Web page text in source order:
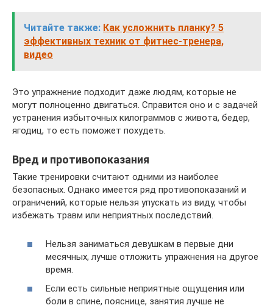
Читайте также: Как усложнить планку? 5
эффективных техник от фитнес-тренера,
видео
Это упражнение подходит даже людям, которые не
могут полноценно двигаться. Справится оно и с задачей
устранения избыточных килограммов с живота, бедер,
ягодиц, то есть поможет похудеть.
Вред и противопоказания
Такие тренировки считают одними из наиболее
безопасных. Однако имеется ряд противопоказаний и
ограничений, которые нельзя упускать из виду, чтобы
избежать травм или неприятных последствий.
Нельзя заниматься девушкам в первые дни
месячных, лучше отложить упражнения на другое
время.
Если есть сильные неприятные ощущения или
боли в спине, пояснице, занятия лучше не